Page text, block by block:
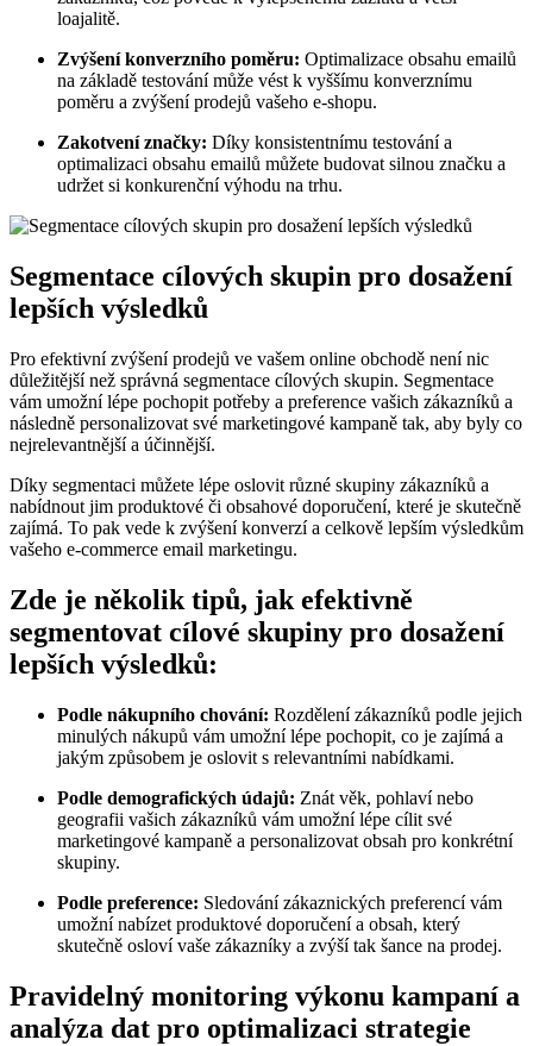
loajalitě.
Zvýšení konverzního poměru: Optimalizace obsahu emailů
na základě testování může vést k vyššímu konverznímu
poměru a zvýšení prodejů vašeho e-shopu.
Zakotvení značky: Díky konsistentnímu testování a
optimalizaci obsahu emailů můžete budovat silnou značku a
udržet si konkurenční výhodu na trhu.
Segmentace cílových skupin pro dosažení
lepších výsledků
Pro efektivní zvýšení prodejů ve vašem online obchodě není nic
důležitější než správná segmentace cílových skupin. Segmentace
vám umožní lépe pochopit potřeby a preference vašich zákazníků a
následně personalizovat své marketingové kampaně tak, aby byly co
nejrelevantnější a účinnější.
Díky segmentaci můžete lépe oslovit různé skupiny zákazníků a
nabídnout jim produktové či obsahové doporučení, které je skutečně
zajímá. To pak vede k zvýšení konverzí a celkově lepším výsledkům
vašeho e-commerce email marketingu.
Zde je několik tipů, jak efektivně
segmentovat cílové skupiny pro dosažení
lepších výsledků:
Podle nákupního chování: Rozdělení zákazníků podle jejich
minulých nákupů vám umožní lépe pochopit, co je zajímá a
jakým způsobem je oslovit s relevantními nabídkami.
Podle demografických údajů: Znát věk, pohlaví nebo
geografii vašich zákazníků vám umožní lépe cílit své
marketingové kampaně a personalizovat obsah pro konkrétní
skupiny.
Podle preference: Sledování zákaznických preferencí vám
umožní nabízet produktové doporučení a obsah, který
skutečně osloví vaše zákazníky a zvýší tak šance na prodej.
Pravidelný monitoring výkonu kampaní a
analýza dat pro optimalizaci strategie